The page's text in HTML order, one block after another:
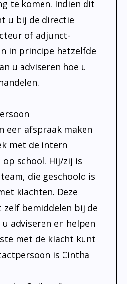
te komen. Indien dit
u bij de directie
of adjunct-
in principe hetzelfde
u adviseren hoe u
een afspraak maken
met de intern
school. Hij/zij is
die geschoold is
klachten. Deze
zelf bemiddelen bij de
adviseren en helpen
met de klacht kunt
is Cintha